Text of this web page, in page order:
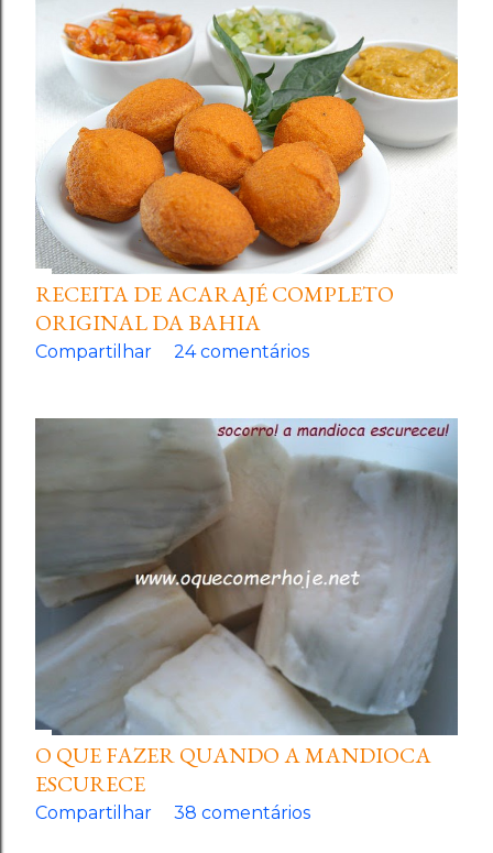
RECEITA DE ACARAJÉ COMPLETO
ORIGINAL DA BAHIA
Compartilhar 24 comentários
O QUE FAZER QUANDO A MANDIOCA
ESCURECE
Compartilhar 38 comentários